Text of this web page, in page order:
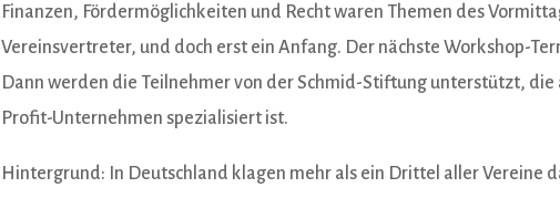
Finanzen, Fördermöglichkeiten und Recht waren Themen des
Vereinsvertreter, und doch erst ein Anfang. Der nächste Workshop-
Dann werden die Teilnehmer von der Schmid-Stiftung unterstützt,
Profit-Unternehmen spezialisiert ist.
Hintergrund: In Deutschland klagen mehr als ein Drittel aller Vereine